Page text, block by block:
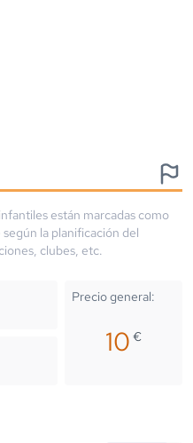
están marcadas como
la planificación del
clubes, etc.
Precio general:
10€